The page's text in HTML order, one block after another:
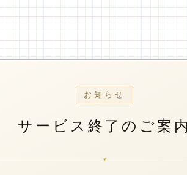
お知らせ
サービス終了のご案内
*